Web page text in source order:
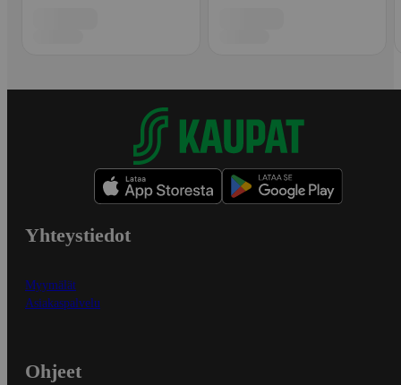
Yhteystiedot
Myymälät
Asiakaspalvelu
Ohjeet